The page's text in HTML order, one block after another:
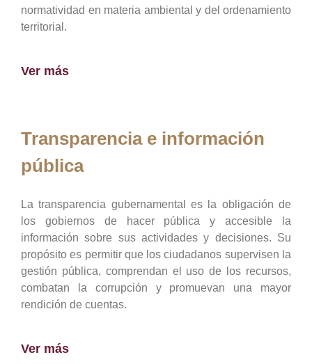
normatividad en materia ambiental y del ordenamiento
territorial.
Ver más
Transparencia e información
pública
La transparencia gubernamental es la obligación de
los gobiernos de hacer pública y accesible la
información sobre sus actividades y decisiones. Su
propósito es permitir que los ciudadanos supervisen la
gestión pública, comprendan el uso de los recursos,
combatan la corrupción y promuevan una mayor
rendición de cuentas.
Ver más